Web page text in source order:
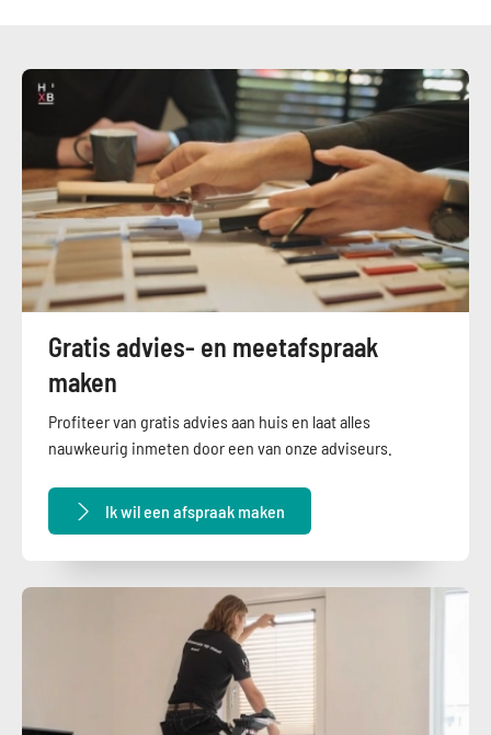
Gratis advies- en meetafspraak
maken
Profiteer van gratis advies aan huis en laat alles
nauwkeurig inmeten door een van onze adviseurs.
Ik wil een afspraak maken